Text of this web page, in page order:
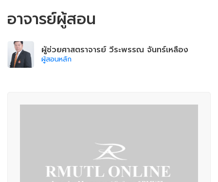
อาจารย์ผู้สอน
ผู้ช่วยศาสตราจารย์ วีระพรรณ จันทร์เหลือง
ผู้สอนหลัก